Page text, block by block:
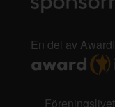
En del av